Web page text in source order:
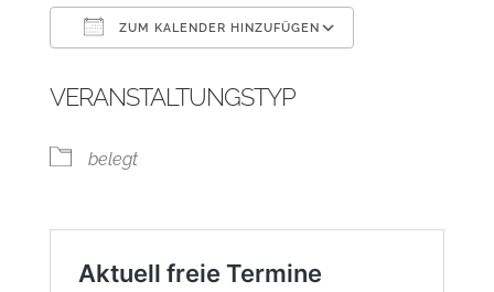
ZUM KALENDER HINZUFÜGEN
VERANSTALTUNGSTYP
belegt